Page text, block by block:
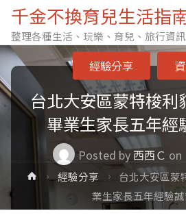
千金不換育兒生活指
整理各種生活、玩樂、育兒、旅行資訊
台北大安區蒙特梭利
畢業生家長五年經
Posted by 西西Ｃ on
經驗分享
Home經驗分享
台北大安區蒙
業生家長五年經驗